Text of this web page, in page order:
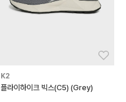
K2
플라이하이크 빅스(C5) (Grey)